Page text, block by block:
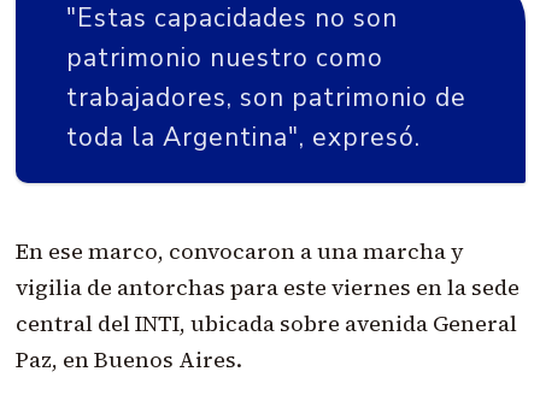
"Estas capacidades no son
patrimonio nuestro como
trabajadores, son patrimonio de
toda la Argentina", expresó.
En ese marco, convocaron a una marcha y
vigilia de antorchas para este viernes en la sede
central del INTI, ubicada sobre avenida General
Paz, en Buenos Aires.